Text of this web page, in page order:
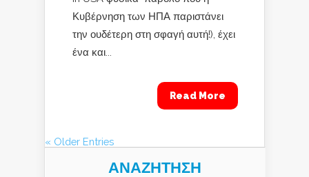
Κυβέρνηση των ΗΠΑ παριστάνει
την ουδέτερη στη σφαγή αυτή!), έχει
ένα και...
Read More
« Older Entries
ΑΝΑΖΉΤΗΣΗ